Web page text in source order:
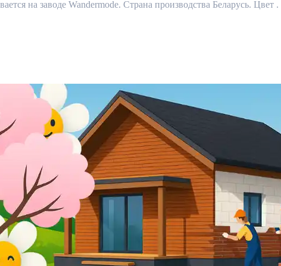
на заводе Wandermode. Страна производства Беларусь. Цвет .